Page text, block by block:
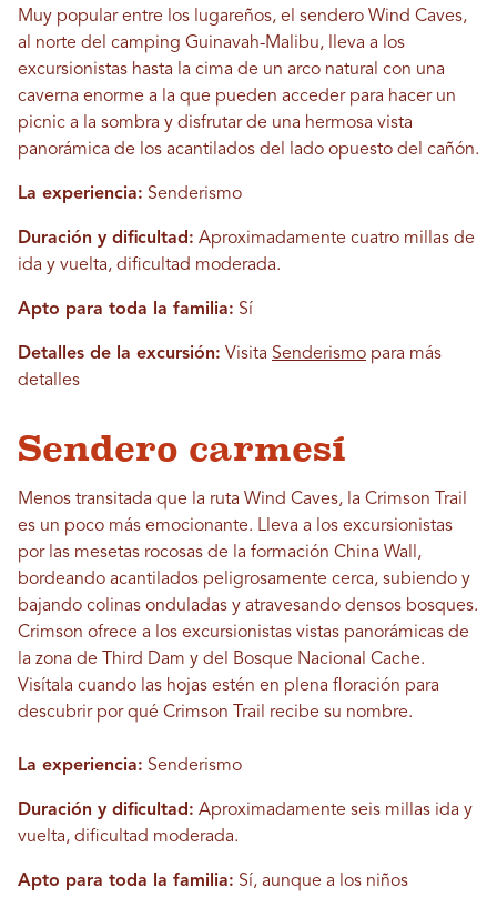
Muy popular entre los lugareños, el sendero Wind Caves,
al norte del camping Guinavah-Malibu, lleva a los
excursionistas hasta la cima de un arco natural con una
caverna enorme a la que pueden acceder para hacer un
picnic a la sombra y disfrutar de una hermosa vista
panorámica de los acantilados del lado opuesto del cañón.
La experiencia: Senderismo
Duración y dificultad: Aproximadamente cuatro millas de
ida y vuelta, dificultad moderada.
Apto para toda la familia: Sí
Detalles de la excursión: Visita Senderismo para más
detalles
Sendero carmesí
Menos transitada que la ruta Wind Caves, la Crimson Trail
es un poco más emocionante. Lleva a los excursionistas
por las mesetas rocosas de la formación China Wall,
bordeando acantilados peligrosamente cerca, subiendo y
bajando colinas onduladas y atravesando densos bosques.
Crimson ofrece a los excursionistas vistas panorámicas de
la zona de Third Dam y del Bosque Nacional Cache.
Visítala cuando las hojas estén en plena floración para
descubrir por qué Crimson Trail recibe su nombre.
La experiencia: Senderismo
Duración y dificultad: Aproximadamente seis millas ida y
vuelta, dificultad moderada.
Apto para toda la familia: Sí, aunque a los niños